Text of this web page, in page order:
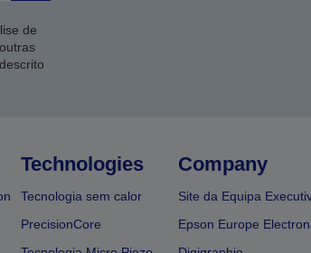
de
Technologies
Tecnologia sem calor
PrecisionCore
Company
Site da Equipa
Epson Europe